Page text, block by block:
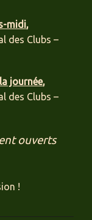
midi,
des Clubs –
journée,
des Clubs –
ouverts
!